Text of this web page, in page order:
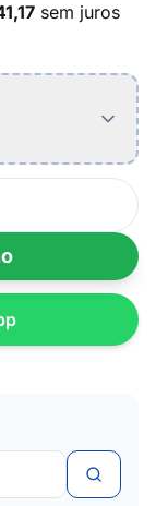
sem juros